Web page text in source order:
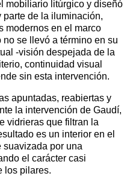
mobiliario litúrgico y diseñó
de la iluminación,
modernos en el marco
se llevó a término en su
-visión despejada de la
continuidad visual
sin esta intervención.
apuntadas, reabiertas y
la intervención de Gaudí,
vidrieras que filtran la
es un interior en el
suavizada por una
el carácter casi
los pilares.